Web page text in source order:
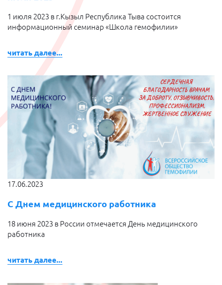
1 июля 2023 в г.Кызыл Республика Тыва состоится
информационный семинар «Школа гемофилии»
читать далее...
17.06.2023
С Днем медицинского работника
18 июня 2023 в России отмечается День медицинского
работника
читать далее...